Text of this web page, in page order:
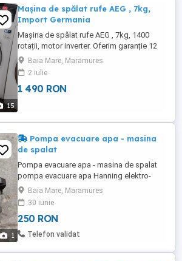
15
Mașina de spălat rufe AEG , 7kg,
Import Germania
Mașina de spălat rufe AEG , 7kg, 1400
rotații, motor inverter. Oferim garanție 12
luni. Import Germania. Preț 1490 RON. Va
așteptăm la magazinul ElectroMaster - Str.
Vlad Țepeș nr. 18, situat in fosta Piata
Salajanca de luni până vineri între orele 8-
Baia Mare, Maramures
2 iulie
1 490 RON
1
Pompa evacuare apa - masina
de spalat
Pompa evacuare apa - masina de spalat
pompa evacuare apa Hanning elektro-
werk 220V , 35W tub intrare - diametru 3 4
toli tub iesire - diametru 1 2 toli folosit ,
perfect functional Alte detalii : in poze, pe
email, pe mobil
Baia Mare, Maramures
30 iunie
250 RON
Telefon validat